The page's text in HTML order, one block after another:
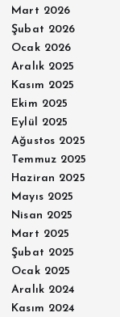
Mart 2026
Şubat 2026
Ocak 2026
Aralık 2025
Kasım 2025
Ekim 2025
Eylül 2025
Ağustos 2025
Temmuz 2025
Haziran 2025
Mayıs 2025
Nisan 2025
Mart 2025
Şubat 2025
Ocak 2025
Aralık 2024
Kasım 2024